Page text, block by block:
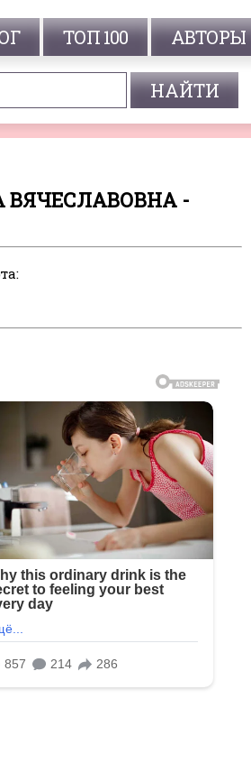
ТОП 100 АВТОРЫ
-